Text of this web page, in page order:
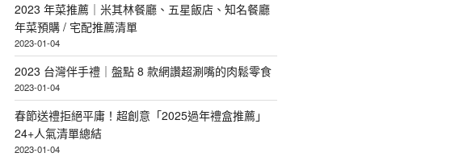
2023 年菜推薦｜米其林餐廳、五星飯店、知名餐廳
年菜預購 / 宅配推薦清單
2023-01-04
2023 台灣伴手禮｜盤點 8 款網讚超涮嘴的肉鬆零食
2023-01-04
春節送禮拒絕平庸！超創意「2025過年禮盒推薦」
24+人氣清單總結
2023-01-04